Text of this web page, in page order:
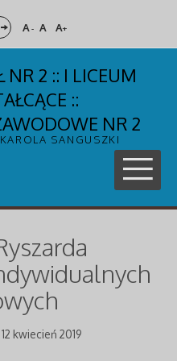
A- A A+
NR 2 :: I LICEUM
::
NR 2
SANGUSZKI
kwiecień 2019